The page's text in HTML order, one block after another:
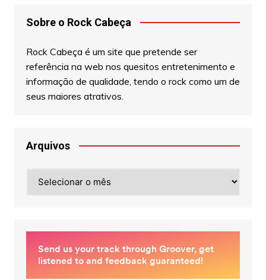
Sobre o Rock Cabeça
Rock Cabeça é um site que pretende ser
referência na web nos quesitos entretenimento e
informação de qualidade, tendo o rock como um de
seus maiores atrativos.
Arquivos